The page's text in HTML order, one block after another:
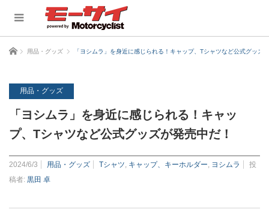
ホーム 用品・グッズ 「ヨシムラ」を身近に感じられる！キャップ、Tシャツなど公式グッズ
用品・グッズ
「ヨシムラ」を身近に感じられる！キャッ
プ、Tシャツなど公式グッズが発売中だ！
2024/6/3 用品・グッズ Tシャツ キャップ、キーホルダー ヨシムラ
投
稿者: 黒田 卓